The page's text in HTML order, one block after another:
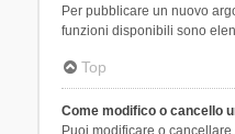
Per pubblicare un nuovo
funzioni disponibili sono
Top
Come modifico o cancello
Puoi modificare o